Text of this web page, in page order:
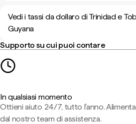
Vedi i tassi da dollaro di Trinidad e
Guyana
Supporto su cui puoi contare
In qualsiasi momento
Ottieni aiuto 24/7, tutto l'anno.
dal nostro team di assistenza.